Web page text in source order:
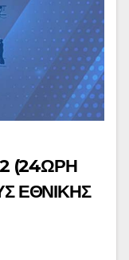
(24ΩΡΗ
ΕΘΝΙΚΗΣ